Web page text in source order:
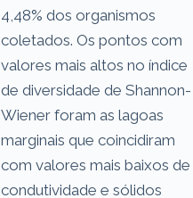
4,48% dos organismos
coletados. Os pontos com
valores mais altos no índice
de diversidade de Shannon-
Wiener foram as lagoas
marginais que coincidiram
com valores mais baixos de
condutividade e sólidos